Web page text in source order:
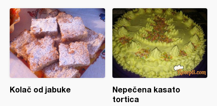
Kolač od jabuke
Nepečena kasato
tortica